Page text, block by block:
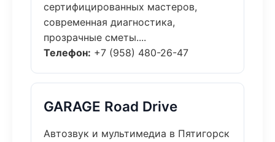
сертифицированных мастеров,
современная диагностика,
прозрачные сметы....
Телефон: +7 (958) 480-26-47
GARAGE Road Drive
Автозвук и мультимедиа в Пятигорск